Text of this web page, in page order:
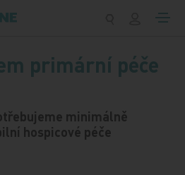
primární péče
minimálně
hospicové péče